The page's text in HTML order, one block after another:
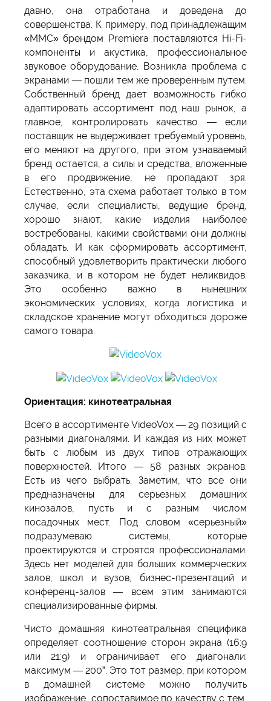
давно, она отработана и доведена до
совершенства. К примеру, под принадлежащим
«ММС» брендом Premiera поставляются Hi-Fi-
компоненты и акустика, профессиональное
звуковое оборудование. Возникла проблема с
экранами — пошли тем же проверенным путем.
Собственный бренд дает возможность гибко
адаптировать ассортимент под наш рынок, а
главное, контролировать качество — если
поставщик не выдерживает требуемый уровень,
его меняют на другого, при этом узнаваемый
бренд остается, а силы и средства, вложенные
в его продвижение, не пропадают зря.
Естественно, эта схема работает только в том
случае, если специалисты, ведущие бренд,
хорошо знают, какие изделия наиболее
востребованы, какими свойствами они должны
обладать. И как сформировать ассортимент,
способный удовлетворить практически любого
заказчика, и в котором не будет неликвидов.
Это особенно важно в нынешних
экономических условиях, когда логистика и
складское хранение могут обходиться дороже
самого товара.
Ориентация: кинотеатральная
Всего в ассортименте VideoVox — 29 позиций с
разными диагоналями. И каждая из них может
быть с любым из двух типов отражающих
поверхностей. Итого — 58 разных экранов.
Есть из чего выбрать. Заметим, что все они
предназначены для серьезных домашних
кинозалов, пусть и с разным числом
посадочных мест. Под словом «серьезный»
подразумеваю системы, которые
проектируются и строятся профессионалами.
Здесь нет моделей для больших коммерческих
залов, школ и вузов, бизнес-презентаций и
конференц-залов — всем этим занимаются
специализированные фирмы.
Чисто домашняя кинотеатральная специфика
определяет соотношение сторон экрана (16:9
или 21:9) и ограничивает его диагонали:
максимум — 200”. Это тот размер, при котором
в домашней системе можно получить
изображение, сопоставимое по качеству с тем,